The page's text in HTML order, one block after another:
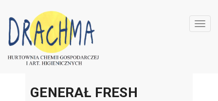
GENERAŁ FRESH